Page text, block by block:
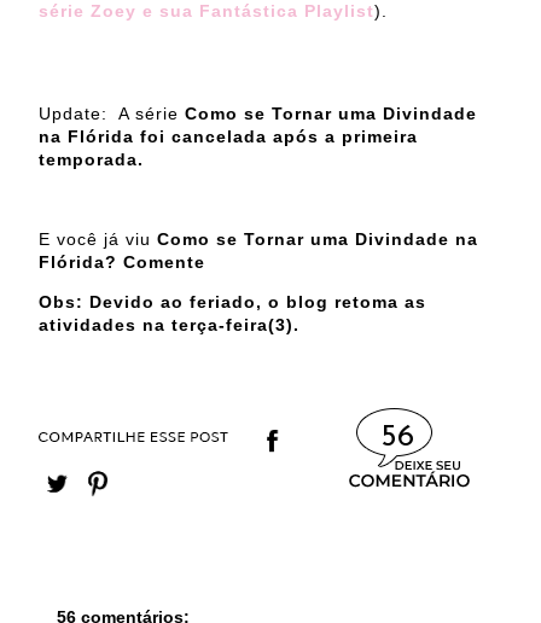
série Zoey e sua Fantástica Playlist).
Update: A série Como se Tornar uma Divindade
na Flórida foi cancelada após a primeira
temporada.
E você já viu Como se Tornar uma Divindade na
Flórida? Comente
Obs: Devido ao feriado, o blog retoma as
atividades na terça-feira(3).
56
56 comentários: